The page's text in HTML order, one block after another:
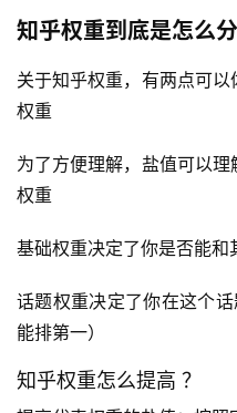
知乎权重到底是怎么分
关于知乎权重，有两点可
权重
为了方便理解，盐值可以
权重
基础权重决定了你是否能和
话题权重决定了你在这个
能排第一）
知乎权重怎么提高 ？